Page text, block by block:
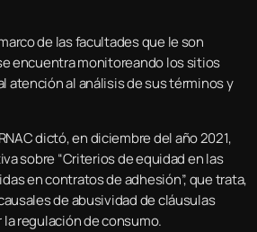
de las facultades que le son
encuentra monitoreando los sitios
atención al análisis de sus términos y
dictó, en diciembre del año 2021,
sobre “Criterios de equidad en las
en contratos de adhesión”, que trata,
de abusividad de cláusulas
regulación de consumo.